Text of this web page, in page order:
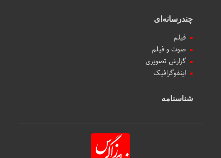
چندرسانه‌ای
فیلم
صوت و فیلم
گزارش تصویری
اینفوگرافیک
شناسنامه